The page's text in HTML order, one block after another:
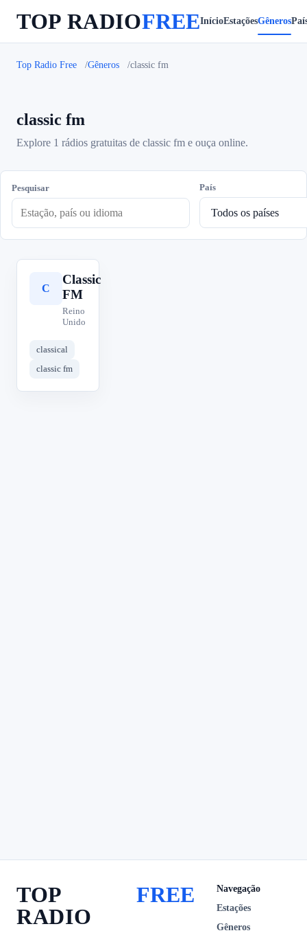
TOP RADIOFREEInícioEstaçõesGêneros
Top Radio Free Gêneros classic fm
classic fm
Explore 1 rádios gratuitas de classic fm e ouça online.
Pesquisar País
C
Classic
FM
Reino
Unido
classical
classic fm
TOP
RADIO
FREE
Navegação
Estações
Gêneros